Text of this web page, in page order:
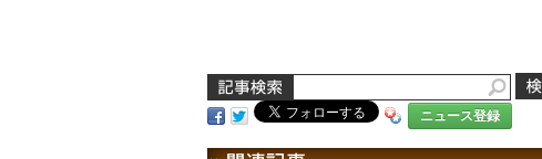
ニュース登録